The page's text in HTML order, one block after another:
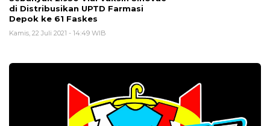
di Distribusikan UPTD Farmasi
Depok ke 61 Faskes
Kamis, 22 Juli 2021 - 14:49 WIB